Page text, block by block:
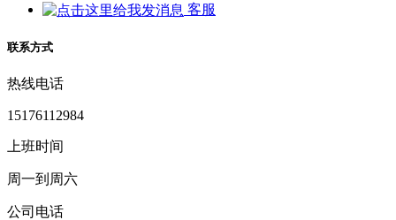
客服
联系方式
热线电话
15176112984
上班时间
周一到周六
公司电话